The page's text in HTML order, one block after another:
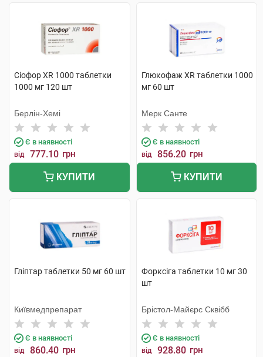
Сіофор XR 1000 таблетки
1000 мг 120 шт
Берлін-Хемі
Є в наявності
від 777.10 грн
КУПИТИ
Глюкофаж XR таблетки 1000
мг 60 шт
Мерк Санте
Є в наявності
від 856.20 грн
КУПИТИ
Гліптар таблетки 50 мг 60 шт
Київмедпрепарат
Є в наявності
від 860.40 грн
Форксіга таблетки 10 мг 30
шт
Брістол-Майєрс Сквібб
Є в наявності
від 928.80 грн